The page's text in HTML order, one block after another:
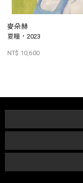
麥朵赫
夏瞳，2023
NT$ 10,600